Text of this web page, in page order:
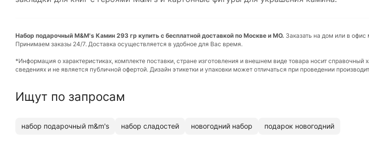
Набор подарочный M&M's Камин 293 гр купить с бесплатной доставкой по Москве и МО. Заказать на дом или в
Принимаем заказы 24/7. Доставка осуществляется в удобное для Вас время.
*Информация о характеристиках, комплекте поставки, стране изготовления и внешнем виде товара носит
сведениях и не является публичной офертой. Дизайн этикетки и упаковки может отличаться при проведении
Ищут по запросам
набор подарочный m&m's набор сладостей новогодний набор подарок новогодний